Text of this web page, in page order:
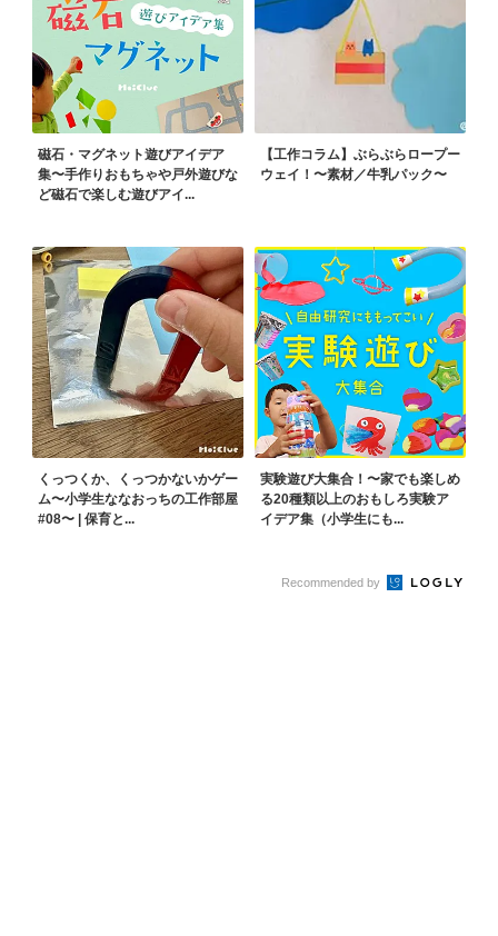
磁石・マグネット遊びアイデア
集〜手作りおもちゃや戸外遊びな
ど磁石で楽しむ遊びアイ...
【工作コラム】ぶらぶらロープー
ウェイ！〜素材／牛乳パック〜
くっつくか、くっつかないかゲー
ム〜小学生ななおっちの工作部屋
#08〜 | 保育と...
実験遊び大集合！〜家でも楽しめ
る20種類以上のおもしろ実験ア
イデア集（小学生にも...
Recommended by